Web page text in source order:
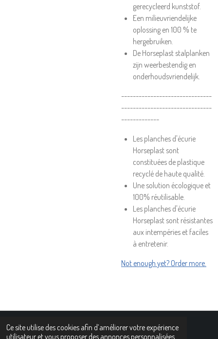
Ce site utilise des cookies afin d’améliorer votre expérience
utilisateur et vous proposer des annonces personnalisées.
gerecycleerd kunststof.
Een milieuvriendelijke
oplossing en 100 % te
hergebruiken.
De Horseplast stalplanken
zijn weerbestendig en
onderhoudsvriendelijk.
-------------------------------
-------------------------------
-------------
Les planches d'écurie
Horseplast sont
constituées de plastique
recyclé de haute qualité.
Une solution écologique et
100% réutilisable.
Les planches d'écurie
Horseplast sont résistantes
aux intempéries et faciles
à entretenir.
Not enough yet? Order more.
n© 2021 - 2022 www.horseplast.com